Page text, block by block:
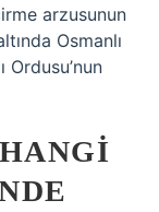
arzusunun
Osmanlı
Ordusu’nun